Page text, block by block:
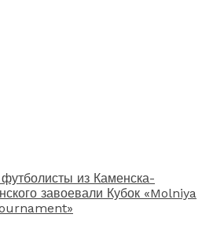
из Каменска-
завоевали Кубок «Molniya